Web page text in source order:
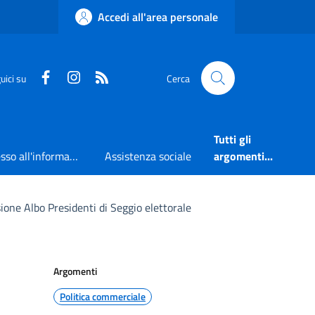
Accedi all'area personale
su FaceboookInstagram Cerca
Accesso all'informazione Assistenza sociale
Tutti gli
argomenti...
Albo Presidenti di Seggio elettorale
Argomenti
Politica commerciale